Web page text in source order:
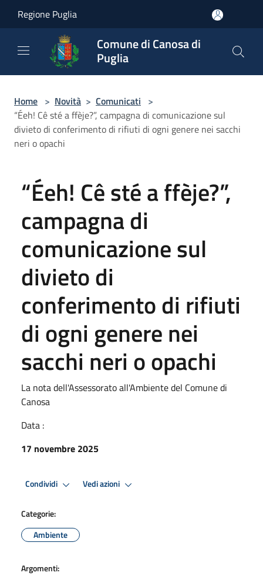
Regione Puglia
Comune di Canosa di
Puglia
Home > Novità > Comunicati >
“Éeh! Cê sté a ffèje?”, campagna di comunicazione sul
divieto di conferimento di rifiuti di ogni genere nei sacchi
neri o opachi
“Éeh! Cê sté a ffèje?”,
campagna di
comunicazione sul
divieto di
conferimento di rifiuti
di ogni genere nei
sacchi neri o opachi
La nota dell'Assessorato all'Ambiente del Comune di
Canosa
Data :
17 novembre 2025
Condividi Vedi azioni
Categorie:
Ambiente
Argomenti: